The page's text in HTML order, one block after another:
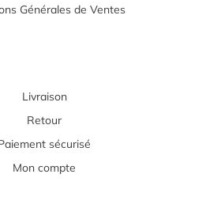
Générales de Ventes
Livraison
Retour
sécurisé
Mon compte